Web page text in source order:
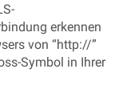
erkennen
von “http://”
Symbol in Ihrer